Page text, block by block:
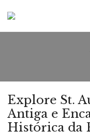
Explore St.
Antiga e
Histórica da